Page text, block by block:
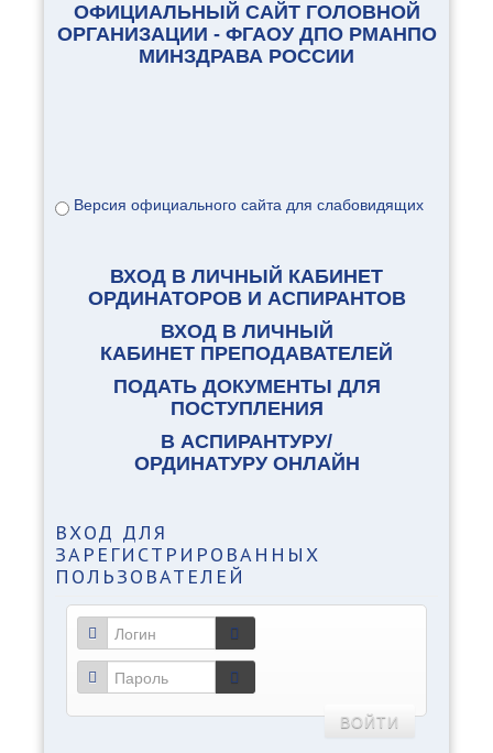
ОФИЦИАЛЬНЫЙ САЙТ ГОЛОВНОЙ
ОРГАНИЗАЦИИ - ФГАОУ ДПО РМАНПО
МИНЗДРАВА РОССИИ
Версия официального сайта для слабовидящих
ВХОД В ЛИЧНЫЙ КАБИНЕТ
ОРДИНАТОРОВ И АСПИРАНТОВ
ВХОД В ЛИЧНЫЙ
КАБИНЕТ ПРЕПОДАВАТЕЛЕЙ
ПОДАТЬ ДОКУМЕНТЫ ДЛЯ
ПОСТУПЛЕНИЯ
В АСПИРАНТУРУ/
ОРДИНАТУРУ ОНЛАЙН
ВХОД ДЛЯ
ЗАРЕГИСТРИРОВАННЫХ
ПОЛЬЗОВАТЕЛЕЙ
ВОЙТИ